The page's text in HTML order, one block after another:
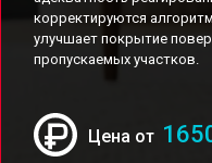
корректируются
улучшает покрытие
пропускаемых участков.
Цена от